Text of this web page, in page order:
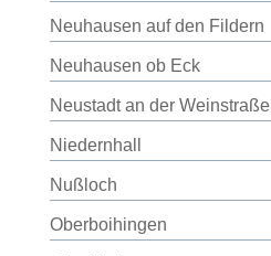
Neuhausen auf den Fildern
Neuhausen ob Eck
Neustadt an der Weinstraße
Niedernhall
Nußloch
Oberboihingen